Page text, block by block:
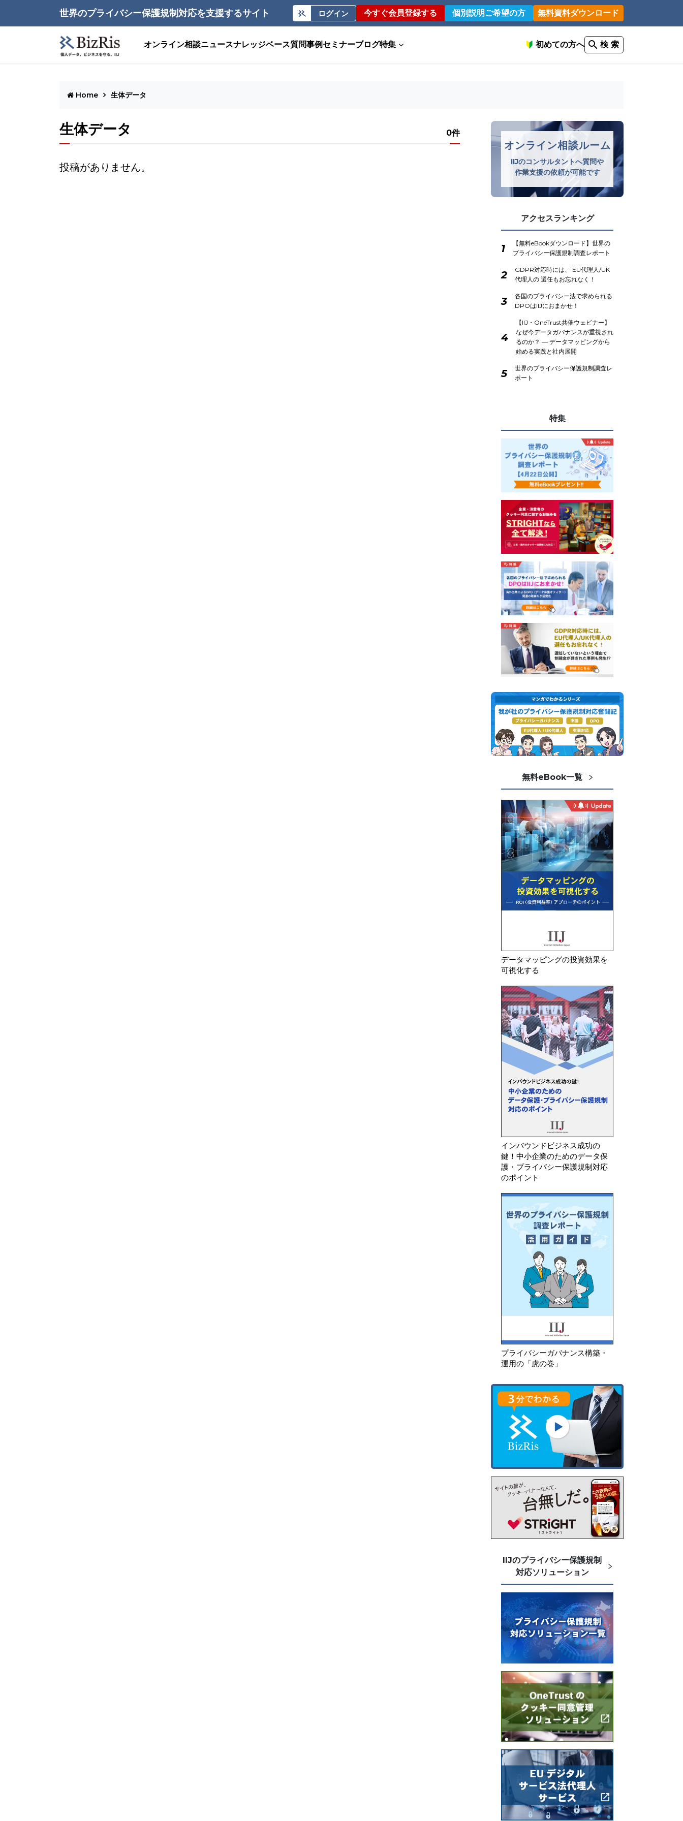
世界のプライバシー保護規制対応を支援するサイト ログイン 今すぐ会員登録する 個別説明ご希望の方 無料資料ダウンロード
オンライン相談ニュースナレッジベース質問事例 セミナーブログ特集 初めての方へ 検 索
Home 生体データ
生体データ 0件
投稿がありません。
オンライン相談ルーム
IIJのコンサルタントへ質問や
作業支援の依頼が可能です
アクセスランキング
1
【無料eBookダウンロード】世界の
プライバシー保護規制調査レポート
2
GDPR対応時には、 EU代理人/UK
代理人の 選任もお忘れなく！
3
各国のプライバシー法で求められる
DPOはIIJにおまかせ！
4
【IIJ・OneTrust共催ウェビナー】
なぜ今データガバナンスが重視され
るのか？ ― データマッピングから
始める実践と社内展開
5
世界のプライバシー保護規制調査レ
ポート
特集
無料eBook一覧
データマッピングの投資効果を
可視化する
インバウンドビジネス成功の
鍵！中小企業のためのデータ保
護・プライバシー保護規制対応
のポイント
プライバシーガバナンス構築・
運用の「虎の巻」
IIJのプライバシー保護規制
対応ソリューション